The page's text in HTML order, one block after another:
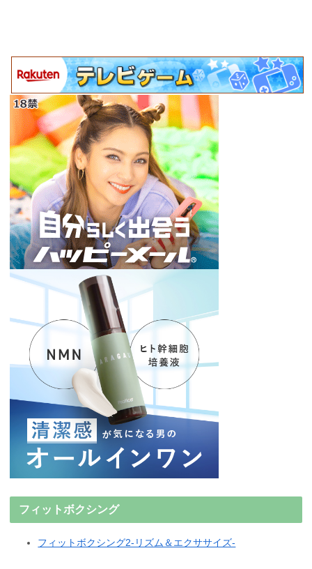
フィットボクシング
フィットボクシング2-リズム＆エクササイズ-